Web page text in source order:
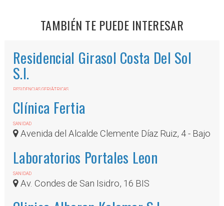
TAMBIÉN TE PUEDE INTERESAR
Residencial Girasol Costa Del Sol
S.l.
RESIDENCIAS GERIÃ¡TRICAS
Clínica Fertia
SANIDAD
Avenida del Alcalde Clemente Díaz Ruiz, 4 - Bajo
Laboratorios Portales Leon
SANIDAD
Av. Condes de San Isidro, 16 BIS